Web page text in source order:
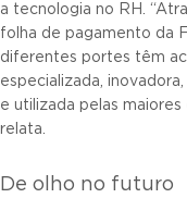
a tecnologia no RH.
folha de pagamento da
diferentes portes têm
especializada,
e utilizada pelas maiores
relata.
De olho no futuro